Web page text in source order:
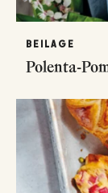
BEILAGE
Polenta-